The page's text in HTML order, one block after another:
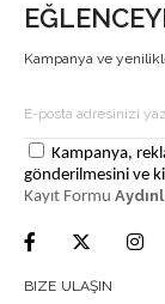
Kampanya ve
Kampanya,
gönderilmesini ve
Kayıt Formu
BIZE ULAŞIN